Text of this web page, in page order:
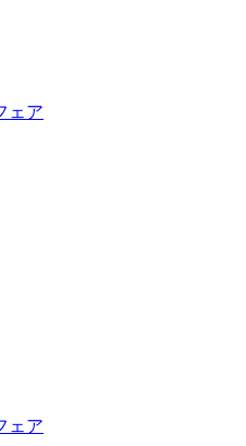
ェア
ェア